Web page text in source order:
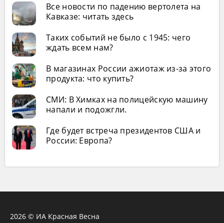
Все новости по падению вертолета на
Кавказе: читать здесь
Таких событий не было с 1945: чего
ждать всем нам?
В магазинах России ажиотаж из-за этого
продукта: что купить?
СМИ: В Химках на полицейскую машину
напали и подожгли.
Где будет встреча президентов США и
России: Европа?
2026 © ИА Красная Весна